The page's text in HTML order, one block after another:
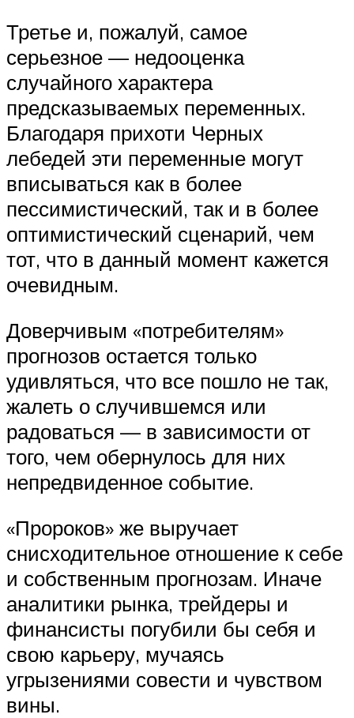
Третье и, пожалуй, самое
серьезное — недооценка
случайного характера
предсказываемых переменных.
Благодаря прихоти Черных
лебедей эти переменные могут
вписываться как в более
пессимистический, так и в более
оптимистический сценарий, чем
тот, что в данный момент кажется
очевидным.
Доверчивым «потребителям»
прогнозов остается только
удивляться, что все пошло не так,
жалеть о случившемся или
радоваться — в зависимости от
того, чем обернулось для них
непредвиденное событие.
«Пророков» же выручает
снисходительное отношение к себе
и собственным прогнозам. Иначе
аналитики рынка, трейдеры и
финансисты погубили бы себя и
свою карьеру, мучаясь
угрызениями совести и чувством
вины.